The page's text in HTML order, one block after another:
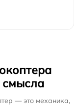
— это механика,